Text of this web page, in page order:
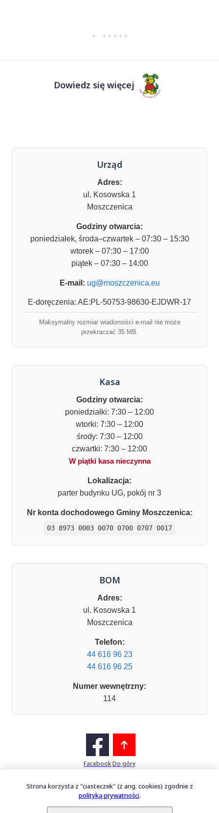
Dowiedz się więcej
Urząd
Adres:
ul. Kosowska 1
Moszczenica
Godziny otwarcia:
poniedziałek, środa–czwartek – 07:30 – 15:30
wtorek – 07:30 – 17:00
piątek – 07:30 – 14:00
E-mail: ug@moszczenica.eu
E-doręczenia: AE:PL-50753-98630-EJDWR-17
Maksymalny rozmiar wiadomości e-mail nie może
przekraczać 35 MB.
Kasa
Godziny otwarcia:
poniedziałki: 7:30 – 12:00
wtorki: 7:30 – 12:00
środy: 7:30 – 12:00
czwartki: 7:30 – 12:00
W piątki kasa nieczynna
Lokalizacja:
parter budynku UG, pokój nr 3
Nr konta dochodowego Gminy Moszczenica:
03 8973 0003 0070 0700 0707 0017
BOM
Adres:
ul. Kosowska 1
Moszczenica
Telefon:
44 616 96 23
44 616 96 25
Numer wewnętrzny:
114
FacebookDo góry
Strona korzysta z "ciasteczek" (z ang. cookies) zgodnie z
polityką prywatności.